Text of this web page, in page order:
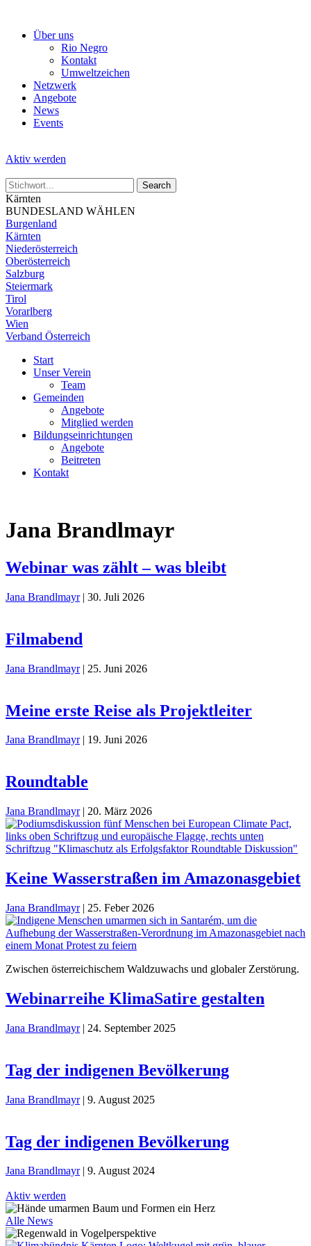
Über uns
Rio Negro
Kontakt
Umweltzeichen
Netzwerk
Angebote
News
Events
Aktiv werden
Kärnten
BUNDESLAND WÄHLEN
Burgenland
Kärnten
Niederösterreich
Oberösterreich
Salzburg
Steiermark
Tirol
Vorarlberg
Wien
Verband Österreich
Start
Unser Verein
Team
Gemeinden
Angebote
Mitglied werden
Bildungseinrichtungen
Angebote
Beitreten
Kontakt
Jana Brandlmayr
Webinar was zählt – was bleibt
Jana Brandlmayr | 30. Juli 2026
Filmabend
Jana Brandlmayr | 25. Juni 2026
Meine erste Reise als Projektleiter
Jana Brandlmayr | 19. Juni 2026
Roundtable
Jana Brandlmayr | 20. März 2026
Keine Wasserstraßen im Amazonasgebiet
Jana Brandlmayr | 25. Feber 2026
Zwischen österreichischem Waldzuwachs und globaler Zerstörung.
Webinarreihe KlimaSatire gestalten
Jana Brandlmayr | 24. September 2025
Tag der indigenen Bevölkerung
Jana Brandlmayr | 9. August 2025
Tag der indigenen Bevölkerung
Jana Brandlmayr 9. August 2024
Aktiv werden
Alle News